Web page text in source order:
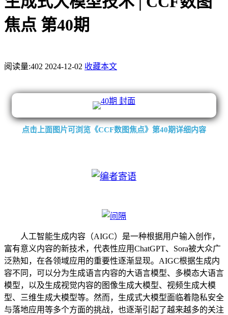
焦点 第40期
阅读量:402 2024-12-02 收藏本文
点击上面图片可浏览《CCF数图焦点》第40期详细内容
人工智能生成内容（AIGC）是一种根据用户输入创作，
富有意义内容的新技术，代表性应用ChatGPT、Sora被大众广
泛熟知，在各领域应用的重要性逐渐显现。AIGC根据生成内
容不同，可以分为生成语言内容的大语言模型、多模态大语言
模型，以及生成视觉内容的图像生成大模型、视频生成大模
型、三维生成大模型等。然而，生成式大模型面临着隐私安全
与落地应用等多个方面的挑战，也逐渐引起了越来越多的关注